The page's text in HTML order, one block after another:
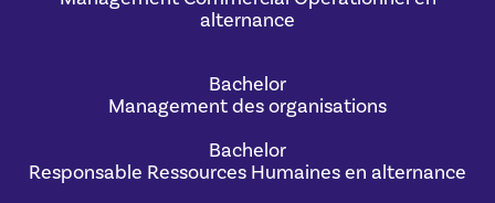
alternance
Bachelor
Management des organisations
Bachelor
Responsable Ressources Humaines en alternance